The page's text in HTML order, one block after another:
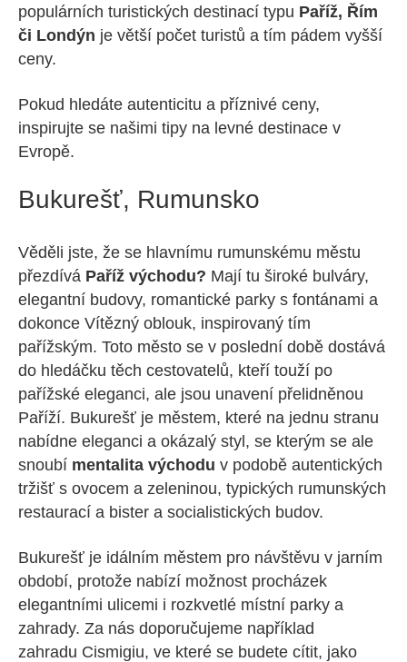
populárních turistických destinací typu Paříž, Řím
či Londýn je větší počet turistů a tím pádem vyšší
ceny.
Pokud hledáte autenticitu a příznivé ceny,
inspirujte se našimi tipy na levné destinace v
Evropě.
Bukurešť, Rumunsko
Věděli jste, že se hlavnímu rumunskému městu
přezdívá Paříž východu? Mají tu široké bulváry,
elegantní budovy, romantické parky s fontánami a
dokonce Vítězný oblouk, inspirovaný tím
pařížským. Toto město se v poslední době dostává
do hledáčku těch cestovatelů, kteří touží po
pařížské eleganci, ale jsou unavení přelidněnou
Paříží. Bukurešť je městem, které na jednu stranu
nabídne eleganci a okázalý styl, se kterým se ale
snoubí mentalita východu v podobě autentických
tržišť s ovocem a zeleninou, typických rumunských
restaurací a bister a socialistických budov.
Bukurešť je idálním městem pro návštěvu v jarním
období, protože nabízí možnost procházek
elegantními ulicemi i rozkvetlé místní parky a
zahrady. Za nás doporučujeme například
zahradu Cismigiu, ve které se budete cítit, jako